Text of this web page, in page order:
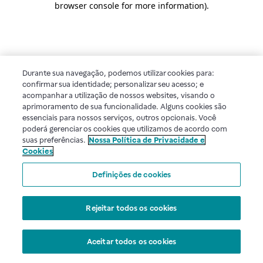
browser console for more information).
Durante sua navegação, podemos utilizar cookies para:
confirmar sua identidade; personalizar seu acesso; e
acompanhar a utilização de nossos websites, visando o
aprimoramento de sua funcionalidade. Alguns cookies são
essenciais para nossos serviços, outros opcionais. Você
poderá gerenciar os cookies que utilizamos de acordo com
suas preferências. Nossa Política de Privacidade e
Cookies
Definições de cookies
Rejeitar todos os cookies
Aceitar todos os cookies